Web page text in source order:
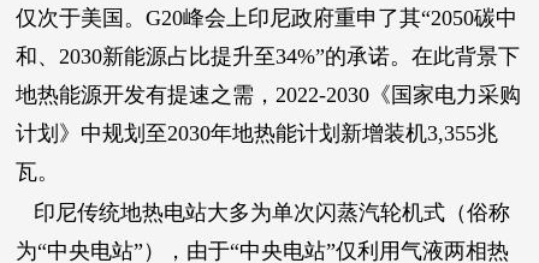
仅次于美国。G20峰会上印尼政府重申了其“2050碳中
和、2030新能源占比提升至34%”的承诺。在此背景下
地热能源开发有提速之需，2022-2030《国家电力采购
计划》中规划至2030年地热能计划新增装机3,355兆
瓦。
印尼传统地热电站大多为单次闪蒸汽轮机式（俗称
为“中央电站”），由于“中央电站”仅利用气液两相热